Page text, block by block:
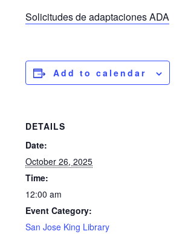
Solicitudes de adaptaciones ADA
Add to calendar
DETAILS
Date:
October 26, 2025
Time:
12:00 am
Event Category:
San Jose King Library